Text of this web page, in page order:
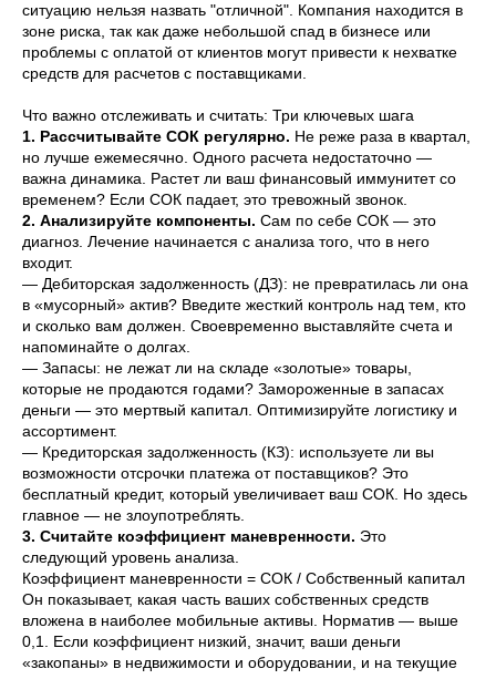
ситуацию нельзя назвать "отличной". Компания находится в
зоне риска, так как даже небольшой спад в бизнесе или
проблемы с оплатой от клиентов могут привести к нехватке
средств для расчетов с поставщиками.
Что важно отслеживать и считать: Три ключевых шага
1. Рассчитывайте СОК регулярно. Не реже раза в квартал,
но лучше ежемесячно. Одного расчета недостаточно —
важна динамика. Растет ли ваш финансовый иммунитет со
временем? Если СОК падает, это тревожный звонок.
2. Анализируйте компоненты. Сам по себе СОК — это
диагноз. Лечение начинается с анализа того, что в него
входит.
— Дебиторская задолженность (ДЗ): не превратилась ли она
в «мусорный» актив? Введите жесткий контроль над тем, кто
и сколько вам должен. Своевременно выставляйте счета и
напоминайте о долгах.
— Запасы: не лежат ли на складе «золотые» товары,
которые не продаются годами? Замороженные в запасах
деньги — это мертвый капитал. Оптимизируйте логистику и
ассортимент.
— Кредиторская задолженность (КЗ): используете ли вы
возможности отсрочки платежа от поставщиков? Это
бесплатный кредит, который увеличивает ваш СОК. Но здесь
главное — не злоупотреблять.
3. Считайте коэффициент маневренности. Это
следующий уровень анализа.
Коэффициент маневренности = СОК / Собственный капитал
Он показывает, какая часть ваших собственных средств
вложена в наиболее мобильные активы. Норматив — выше
0,1. Если коэффициент низкий, значит, ваши деньги
«закопаны» в недвижимости и оборудовании, и на текущие